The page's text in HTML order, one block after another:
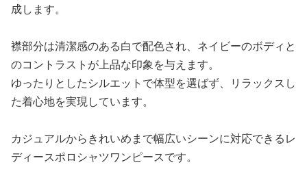
成します。
襟部分は清潔感のある白で配色され、ネイビーのボディと
のコントラストが上品な印象を与えます。
ゆったりとしたシルエットで体型を選ばず、リラックスし
た着心地を実現しています。
カジュアルからきれいめまで幅広いシーンに対応できるレ
ディースポロシャツワンピースです。